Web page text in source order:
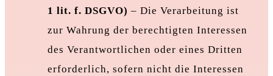
1 lit. f. DSGVO) – Die Verarbeitung ist
zur Wahrung der berechtigten Interessen
des Verantwortlichen oder eines Dritten
erforderlich, sofern nicht die Interessen